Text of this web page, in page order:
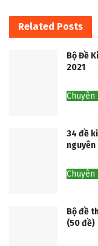
Related Posts
Bộ Đề
2021
Chuyên
34 đề
nguyên
Chuyên
Bộ đề
(50 đề)